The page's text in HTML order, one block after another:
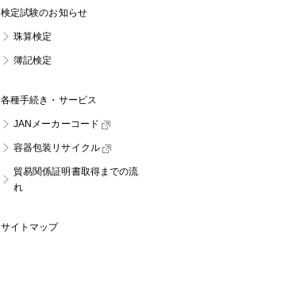
検定試験のお知らせ
珠算検定
簿記検定
各種手続き・サービス
JANメーカーコード
容器包装リサイクル
貿易関係証明書取得までの流
れ
サイトマップ